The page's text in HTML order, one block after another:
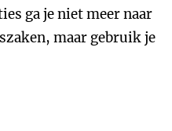
ga je niet meer naar
maar gebruik je